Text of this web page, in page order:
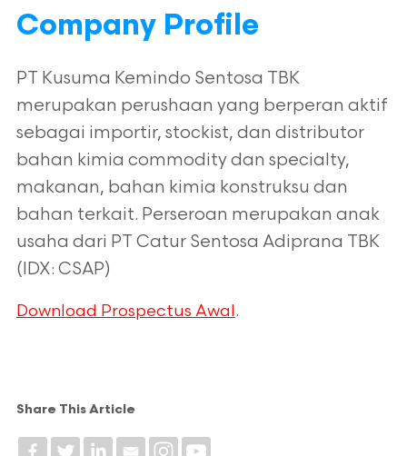
Company Profile
PT Kusuma Kemindo Sentosa TBK
merupakan perushaan yang berperan aktif
sebagai importir, stockist, dan distributor
bahan kimia commodity dan specialty,
makanan, bahan kimia konstruksu dan
bahan terkait. Perseroan merupakan anak
usaha dari PT Catur Sentosa Adiprana TBK
(IDX: CSAP)
Download Prospectus Awal.
Share This Article